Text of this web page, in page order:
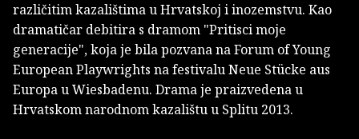
različitim kazalištima u Hrvatskoj i inozemstvu. Kao
dramatičar debitira s dramom "Pritisci moje
generacije", koja je bila pozvana na Forum of Young
European Playwrights na festivalu Neue Stücke aus
Europa u Wiesbadenu. Drama je praizvedena u
Hrvatskom narodnom kazalištu u Splitu 2013.